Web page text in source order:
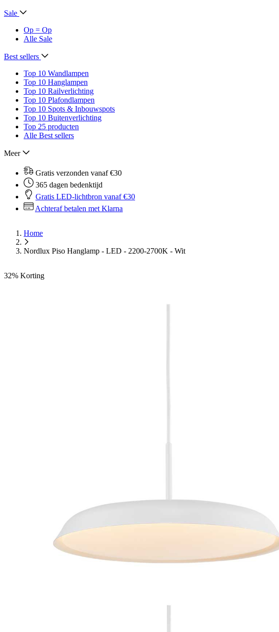
Sale
Op = Op
Alle Sale
Best sellers
Top 10 Wandlampen
Top 10 Hanglampen
Top 10 Railverlichting
Top 10 Plafondlampen
Top 10 Spots & Inbouwspots
Top 10 Buitenverlichting
Top 25 producten
Alle Best sellers
Meer
Gratis verzonden vanaf €30
365 dagen bedenktijd
Gratis LED-lichtbron vanaf €30
Achteraf betalen met Klarna
Home
Nordlux Piso Hanglamp - LED - 2200-2700K - Wit
32% Korting